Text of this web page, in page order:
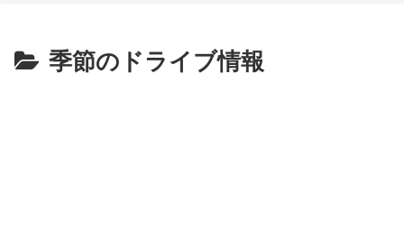
季節のドライブ情報